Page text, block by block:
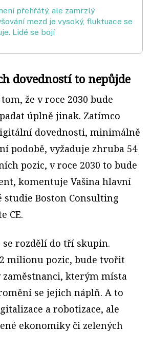
přehřátý, ale zamrzlý
mezd je vysoký, fluktuace se
Lidé se bojí
dovedností to nepůjde
že v roce 2030 bude
úplně jinak. Zatímco
dovednosti, minimálně
podobě, vyžaduje zhruba 54
pozic, v roce 2030 to bude
komentuje Vašina hlavní
studie Boston Consulting
CE.
se rozdělí do tří skupin.
milionu pozic, bude tvořit
kterým místa
se jejich náplň. A to
a robotizace, ale
ekonomiky či zelených